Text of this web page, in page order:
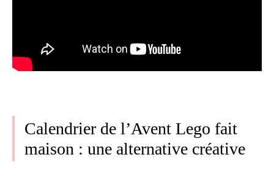
Calendrier de l’Avent Lego fait
maison : une alternative créative